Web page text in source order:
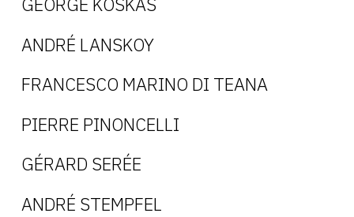
GEORGE KOSKAS
ANDRÉ LANSKOY
FRANCESCO MARINO DI TEANA
PIERRE PINONCELLI
GÉRARD SERÉE
ANDRÉ STEMPFEL